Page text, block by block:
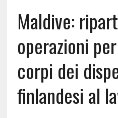
Maldive:
operazioni
corpi dei
finlandesi al